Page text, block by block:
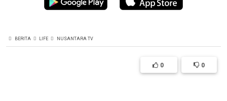
BERITA LIFE NUSANTARA TV
0 0